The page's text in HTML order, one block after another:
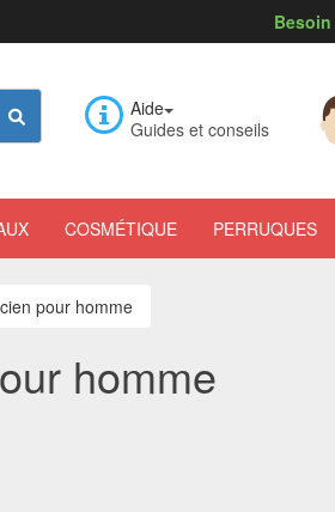
Besoin
Aide
Guides et conseils
COSMÉTIQUE PERRUQUES
pour homme
homme